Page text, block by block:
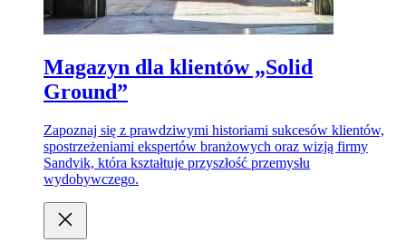
Magazyn dla klientów „Solid
Ground”
Zapoznaj się z prawdziwymi historiami sukcesów klientów,
spostrzeżeniami ekspertów branżowych oraz wizją firmy
Sandvik, która kształtuje przyszłość przemysłu
wydobywczego.